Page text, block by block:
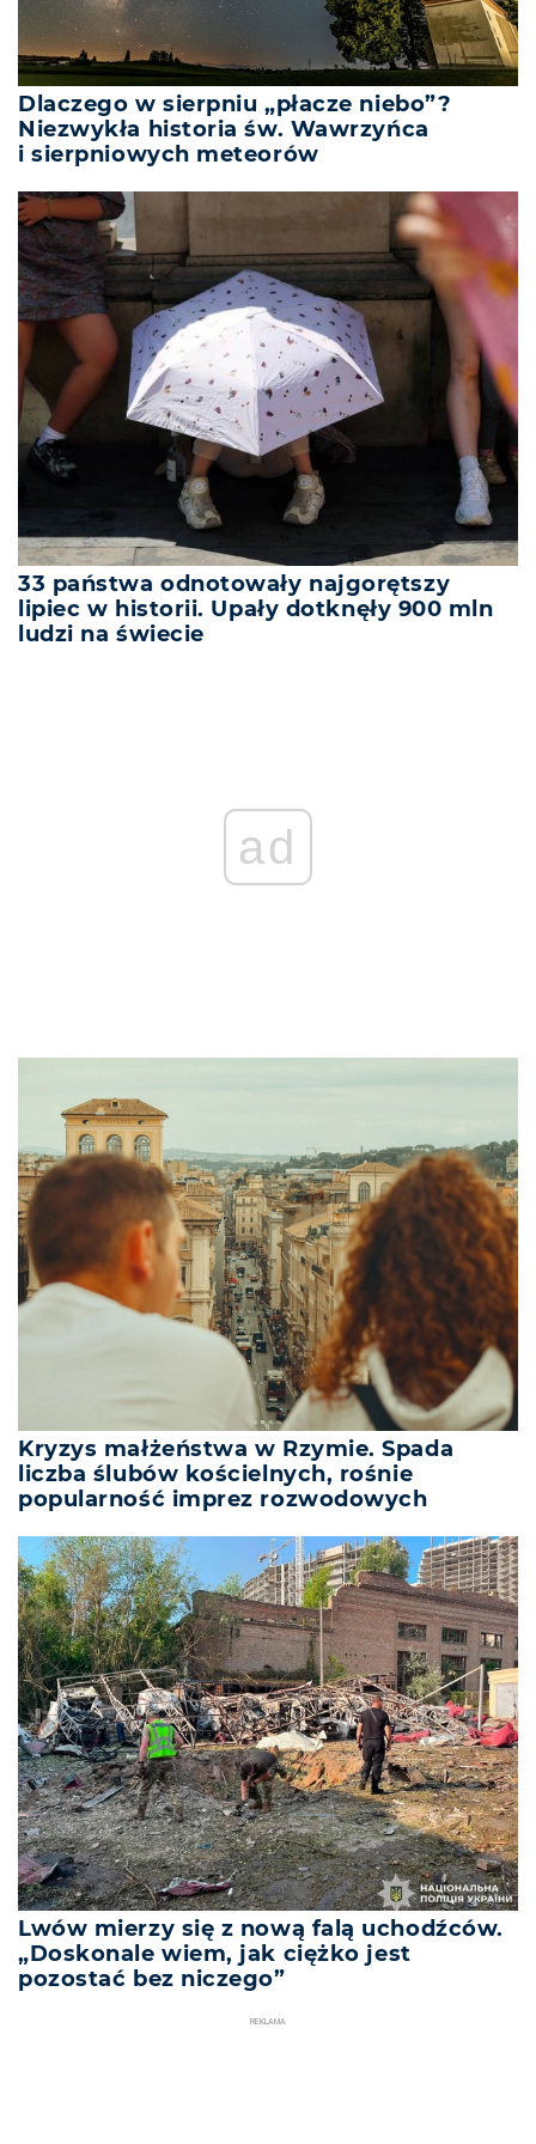
Dlaczego w sierpniu „płacze niebo”?
Niezwykła historia św. Wawrzyńca
i sierpniowych meteorów
33 państwa odnotowały najgorętszy
lipiec w historii. Upały dotknęły 900 mln
ludzi na świecie
ad
Kryzys małżeństwa w Rzymie. Spada
liczba ślubów kościelnych, rośnie
popularność imprez rozwodowych
Lwów mierzy się z nową falą uchodźców.
„Doskonale wiem, jak ciężko jest
pozostać bez niczego”
REKLAMA